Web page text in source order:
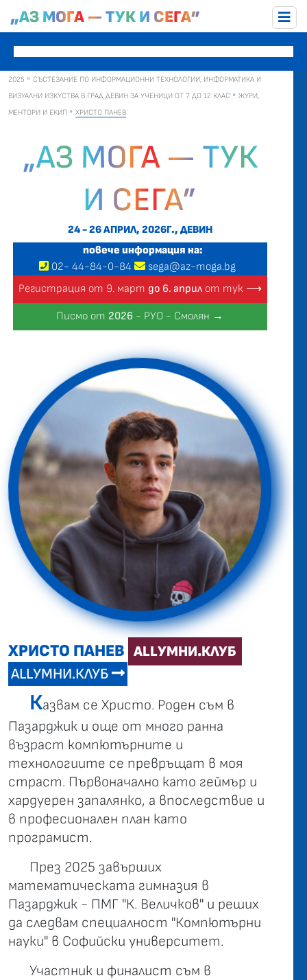
„АЗ МОГА — ТУК И СЕГА”
2025
СЪСТЕЗАНИЕ ПО ИНФОРМАЦИОННИ ТЕХНОЛОГИИ, ИНФОРМАТИКА И
ВИЗУАЛНИ ИЗКУСТВА В ГРАД ДЕВИН ЗА УЧЕНИЦИ ОТ 7 ДО 12 КЛАС
ЖУРИ,
МЕНТОРИ И ЕКИП
ХРИСТО ПАНЕВ
„АЗ МОГА — ТУК
И СЕГА”
24 - 26 АПРИЛ, 2026Г., ДЕВИН
повече информация на:
02- 44-84-0-84
sega@az-moga.bg
Регистрация от 9. март до 6. априлот тук ⟶
Писмо от 2026 - РУО - Смолян →
ХРИСТО ПАНЕВ ALLУМНИ.КЛУБ
ALLУМНИ.КЛУБ
Казвам се Христо. Роден съм в
Пазарджик и още от много ранна
възраст компютърните и
технологиите се превръщат в моя
страст. Първоначално като геймър и
хардуерен запалянко, а впоследствие и
в професионален план като
програмист.
През 2025 завърших
математическата гимназия в
Пазарджик - ПМГ "К. Величков" и реших
да следвам специалност "Компютърни
науки" в Софийски университет.
Участник и финалист съм в